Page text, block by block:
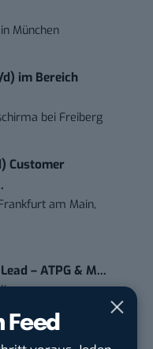
in München
im Bereich
bei Freiberg
Customer
am Main,
– ATPG & M...